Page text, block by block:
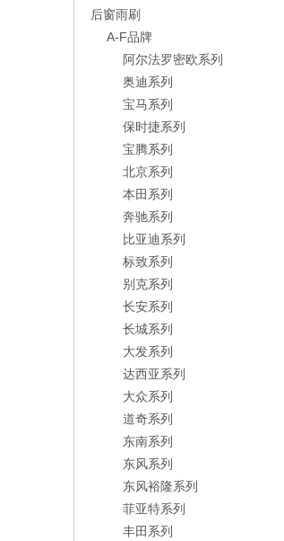
后窗雨刷
A-F品牌
阿尔法罗密欧系列
奥迪系列
宝马系列
保时捷系列
宝腾系列
北京系列
本田系列
奔驰系列
比亚迪系列
标致系列
别克系列
长安系列
长城系列
大发系列
达西亚系列
大众系列
道奇系列
东南系列
东风系列
东风裕隆系列
菲亚特系列
丰田系列